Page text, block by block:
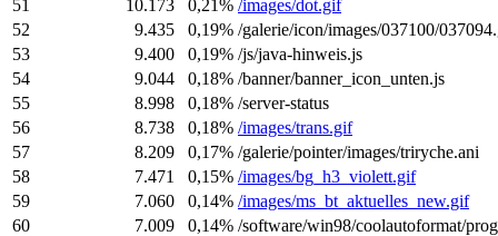
51 10.173 0,21% /images/dot.gif
52
9.435 0,19% /galerie/icon/images/037100/
53
9.400 0,19% /js/java-hinweis.js
54
9.044 0,18% /banner/banner_icon_unten.js
55
8.998 0,18% /server-status
56
8.738 0,18% /images/trans.gif
57
8.209 0,17% /galerie/pointer/images/triryche.ani
58
7.471 0,15% /images/bg_h3_violett.gif
59
7.060 0,14% /images/ms_bt_aktuelles_new.gif
60
7.009 0,14% /software/win98/coolautoformat/